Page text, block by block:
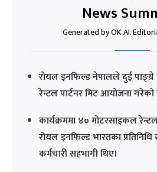
News
Generated by OK AI.
रोयल इनफिल्ड नेपालले दुई पाङ्ग्रे
रेन्टल पार्टनर मिट आयोजना
कार्यक्रममा ४० मोटरसाइकल
रोयल इनफिल्ड भारतका
कर्मचारी सहभागी थिए।